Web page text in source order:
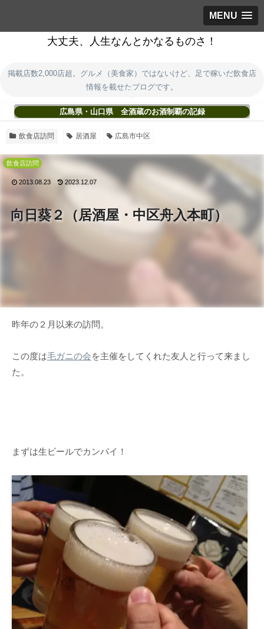
MENU
大丈夫、人生なんとかなるものさ！
掲載店数2,000店超。グルメ（美食家）ではないけど、足で稼いだ飲食店
情報を載せたブログです。
広島県・山口県 全酒蔵のお酒制覇の記録
飲食店訪問 居酒屋 広島市中区
向日葵２（居酒屋・中区舟入本町）
飲食店訪問
2013.08.23 2023.12.07
昨年の２月以来の訪問。
この度は毛ガニの会を主催をしてくれた友人と行って来まし
た。
まずは生ビールでカンパイ！